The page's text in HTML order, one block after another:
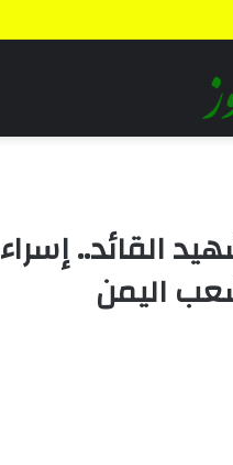
القائد.. إسراء
اليمن